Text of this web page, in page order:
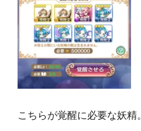
こちらが覚醒に必要な妖精。